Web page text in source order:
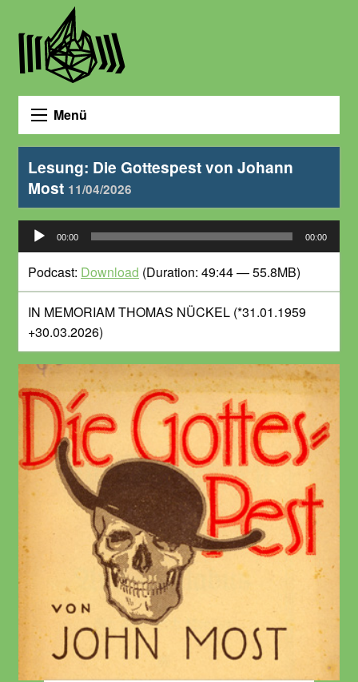
Menü
Lesung: Die Gottespest von Johann
Most 11/04/2026
Audio-
Player
00:00 00:00
Podcast: Download (Duration: 49:44 — 55.8MB)
IN MEMORIAM THOMAS NÜCKEL (*31.01.1959
+30.03.2026)